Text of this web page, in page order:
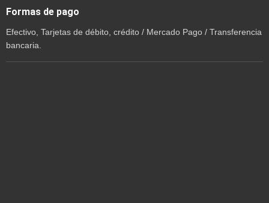
Formas de pago
Efectivo, Tarjetas de débito, crédito / Mercado Pago / Transferencia
bancaria.